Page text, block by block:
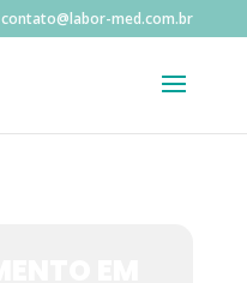
contato@labor-med.com.br